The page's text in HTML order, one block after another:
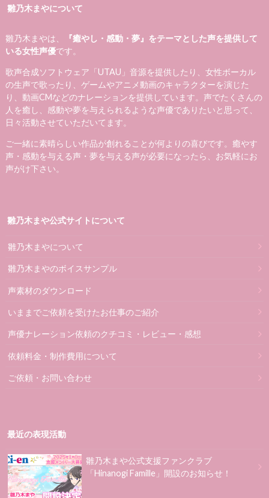
雛乃木まやについて
雛乃木まやは、
『癒やし・感動・夢』をテーマとした声を提供して
いる女性声優です。
歌声合成ソフトウェア「UTAU」音源を提供したり、女性ボーカル
の生声で歌ったり、ゲームやアニメ動画のキャラクターを演じた
り、動画CMなどのナレーションを提供しています。声でたくさんの
人を癒し、感動や夢を与えられるような声優でありたいと思って、
日々活動させていただいてます。
ご一緒に素晴らしい作品が創れることが何よりの喜びです。癒やす
声・感動を与える声・夢を与える声が必要になったら、お気軽にお
声がけ下さい。
雛乃木まや公式サイトについて
雛乃木まやについて
雛乃木まやのボイスサンプル
声素材のダウンロード
いままでご依頼を受けたお仕事のご紹介
声優ナレーション依頼のクチコミ・レビュー・感想
依頼料金・制作費用について
ご依頼・お問い合わせ
最近の表現活動
雛乃木まや公式支援ファンクラブ
「Hinanogi Famille」開設のお知らせ！